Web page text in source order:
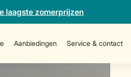
laagste zomerprijzen
Aanbiedingen Service & contact